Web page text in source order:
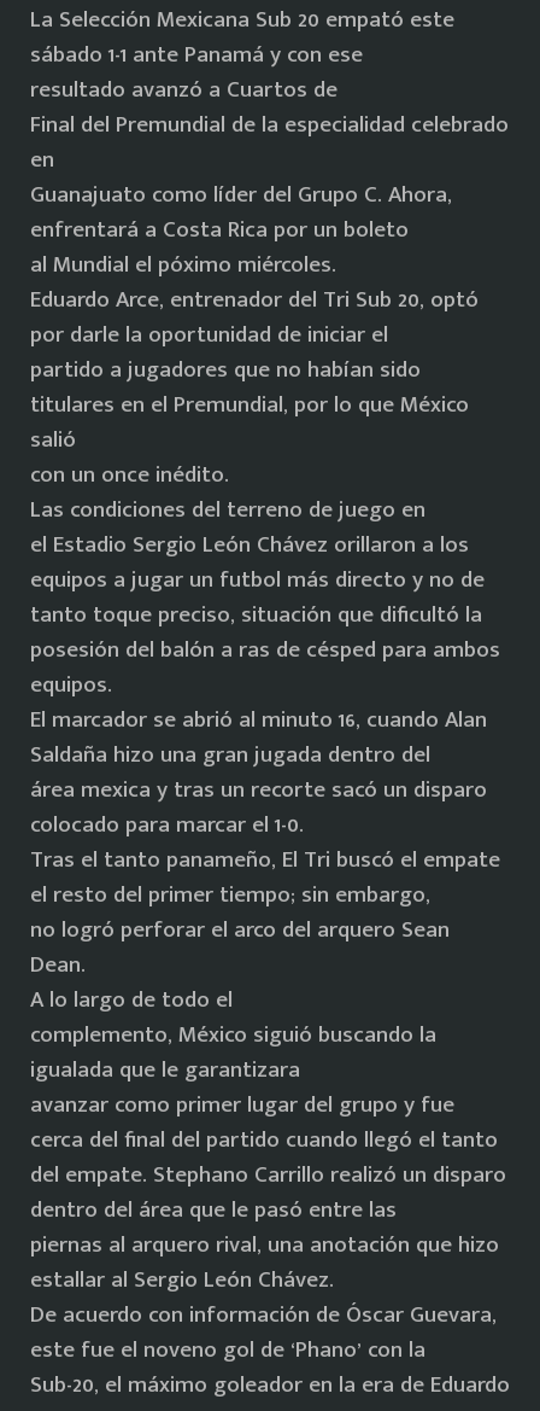
La Selección Mexicana Sub 20 empató este
sábado 1-1 ante Panamá y con ese
resultado avanzó a Cuartos de
Final del Premundial de la especialidad celebrado
en
Guanajuato como líder del Grupo C. Ahora,
enfrentará a Costa Rica por un boleto
al Mundial el póximo miércoles.
Eduardo Arce, entrenador del Tri Sub 20, optó
por darle la oportunidad de iniciar el
partido a jugadores que no habían sido
titulares en el Premundial, por lo que México
salió
con un once inédito.
Las condiciones del terreno de juego en
el Estadio Sergio León Chávez orillaron a los
equipos a jugar un futbol más directo y no de
tanto toque preciso, situación que dificultó la
posesión del balón a ras de césped para ambos
equipos.
El marcador se abrió al minuto 16, cuando Alan
Saldaña hizo una gran jugada dentro del
área mexica y tras un recorte sacó un disparo
colocado para marcar el 1-0.
Tras el tanto panameño, El Tri buscó el empate
el resto del primer tiempo; sin embargo,
no logró perforar el arco del arquero Sean
Dean.
A lo largo de todo el
complemento, México siguió buscando la
igualada que le garantizara
avanzar como primer lugar del grupo y fue
cerca del final del partido cuando llegó el tanto
del empate. Stephano Carrillo realizó un disparo
dentro del área que le pasó entre las
piernas al arquero rival, una anotación que hizo
estallar al Sergio León Chávez.
De acuerdo con información de Óscar Guevara,
este fue el noveno gol de ‘Phano’ con la
Sub-20, el máximo goleador en la era de Eduardo